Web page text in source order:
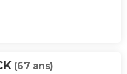
(67 ans)